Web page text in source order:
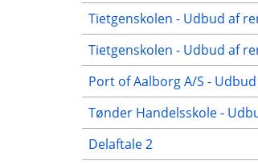
Tietgenskolen - Udbud af
Tietgenskolen - Udbud af
Port of Aalborg A/S -
Tønder Handelsskole -
Delaftale 2